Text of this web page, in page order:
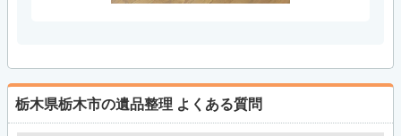
栃木県栃木市の遺品整理 よくある質問